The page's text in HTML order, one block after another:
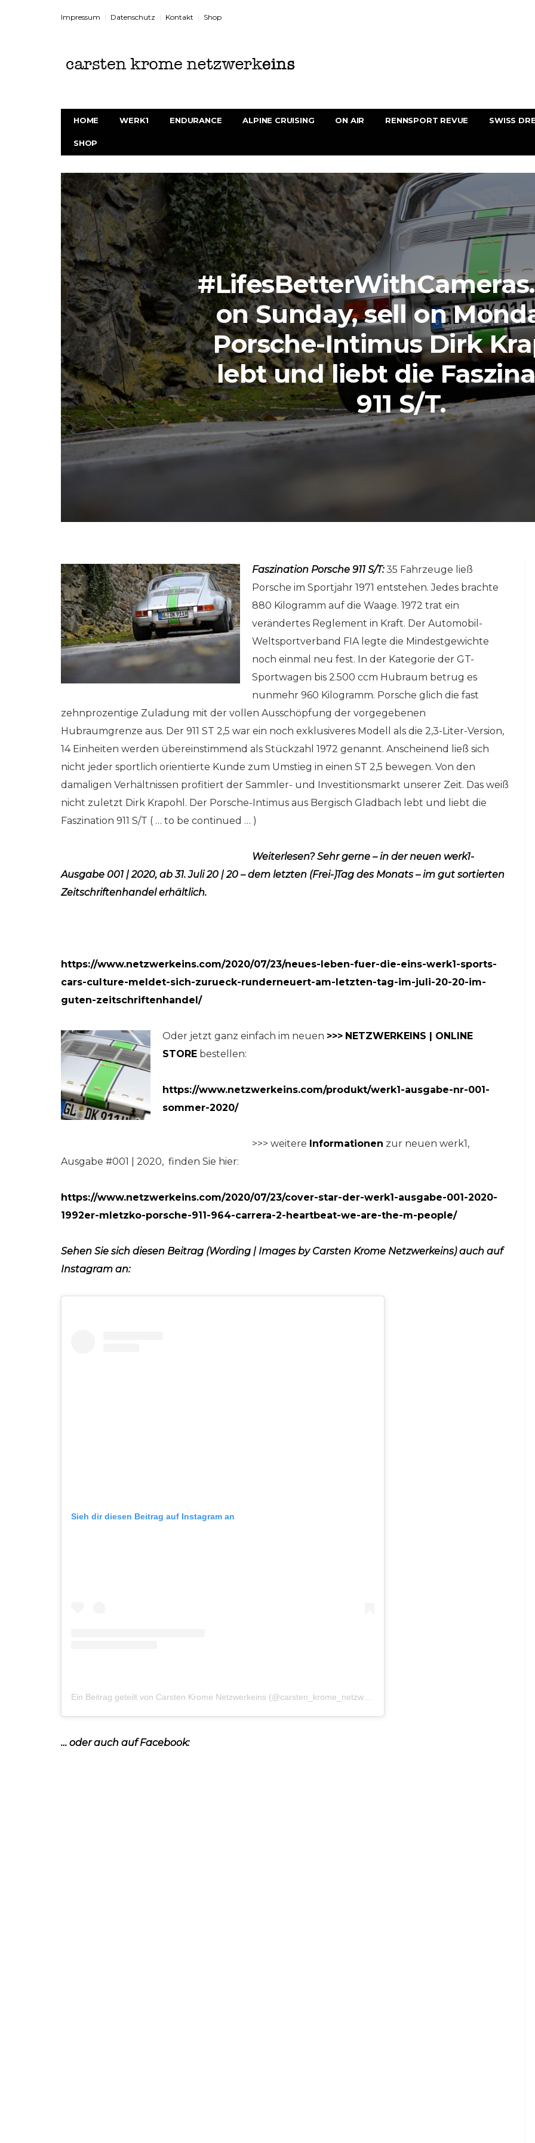
Impressum Datenschutz Kontakt Shop
HOME WERK1 ENDURANCE ALPINE CRUISING ON AIR RENNSPORT REVUE SWISS
SHOP
on Sunday, sell on
Porsche-Intimus Dirk
lebt und liebt die
911 S/T.
Faszination Porsche 911 S/T:35 Fahrzeuge ließ
Porsche im Sportjahr 1971 entstehen. Jedes brachte
880 Kilogramm auf die Waage. 1972 trat ein
verändertes Reglement in Kraft. Der Automobil-
Weltsportverband FIA legte die Mindestgewichte
noch einmal neu fest. In der Kategorie der GT-
Sportwagen bis 2.500 ccm Hubraum betrug es
nunmehr 960 Kilogramm. Porsche glich die fast
zehnprozentige Zuladung mit der vollen Ausschöpfung der vorgegebenen
Hubraumgrenze aus. Der 911 ST 2,5 war ein noch exklusiveres Modell als die 2,3-Liter-Version,
14 Einheiten werden übereinstimmend als Stückzahl 1972 genannt. Anscheinend ließ sich
nicht jeder sportlich orientierte Kunde zum Umstieg in einen ST 2,5 bewegen. Von den
damaligen Verhältnissen profitiert der Sammler- und Investitionsmarkt unserer Zeit. Das weiß
nicht zuletzt Dirk Krapohl. Der Porsche-Intimus aus Bergisch Gladbach lebt und liebt die
Faszination 911 S/T ( … to be continued … )
Weiterlesen? Sehr gerne – in der neuen werk1-
Ausgabe 001 | 2020, ab 31. Juli 20 | 20 – dem letzten (Frei-)Tag desMonats – im gut sortierten
Zeitschriftenhandel erhältlich.
https://www.netzwerkeins.com/2020/07/23/neues-leben-fuer-die-eins-werk1-sports-
cars-culture-meldet-sich-zurueck-runderneuert-am-letzten-tag-im-juli-20-20-im-
guten-zeitschriftenhandel/
Oder jetzt ganz einfach im neuen >>> NETZWERKEINS | ONLINE
STORE bestellen:
https://www.netzwerkeins.com/produkt/werk1-ausgabe-nr-001-
sommer-2020/
>>> weitere Informationen zur neuen werk1,
Ausgabe #001 | 2020, finden Sie hier:
https://www.netzwerkeins.com/2020/07/23/cover-star-der-werk1-ausgabe-001-2020-
1992er-mletzko-porsche-911-964-carrera-2-heartbeat-we-are-the-m-people/
Sehen Sie sich diesen Beitrag (Wording | Images by Carsten Krome Netzwerkeins) auch auf
Instagram an:
Sieh dir diesen Beitrag auf Instagram an
… oder auch auf Facebook:
)Ausgabe
bei
// Go!
NETZWERKEINS GO! // ONLINE-STORE BY WERK1
(Sommer-)Ausgabe
№ 001 | 2019
verpasst? werk1 nine
– jetzt online
nachbestellen bei
Netzwerkeins // Go!
13 Jahre werk1®
sports | cars | culture:
neue Ausgabe 01 |
2026 – im Handel ab
Freitag, 6. März.